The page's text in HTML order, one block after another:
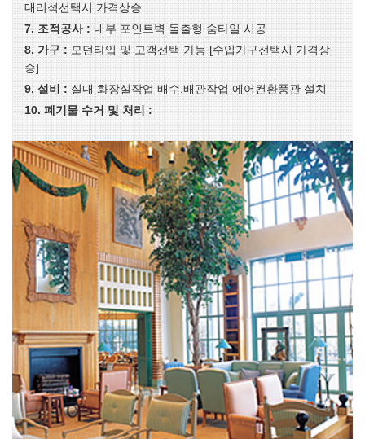
대리석선택시 가격상승
7. 조적공사 : 내부 포인트벽 돌출형 숨타일 시공
8. 가구 : 모던타입 및 고객선택 가능 [수입가구선택시 가격상
승]
9. 설비 : 실내 화장실작업 배수.배관작업 에어컨환풍관 설치
10. 폐기물 수거 및 처리 :